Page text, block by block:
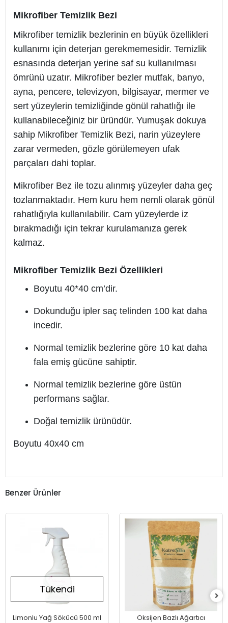
Mikrofiber Temizlik Bezi
Mikrofiber temizlik bezlerinin en büyük özellikleri
kullanımı için deterjan gerekmemesidir. Temizlik
esnasında deterjan yerine saf su kullanılması
ömrünü uzatır. Mikrofiber bezler mutfak, banyo,
ayna, pencere, televizyon, bilgisayar, mermer ve
sert yüzeylerin temizliğinde gönül rahatlığı ile
kullanabileceğiniz bir üründür. Yumuşak dokuya
sahip Mikrofiber Temizlik Bezi, narin yüzeylere
zarar vermeden, gözle görülemeyen ufak
parçaları dahi toplar.
Mikrofiber Bez ile tozu alınmış yüzeyler daha geç
tozlanmaktadır. Hem kuru hem nemli olarak gönül
rahatlığıyla kullanılabilir. Cam yüzeylerde iz
bırakmadığı için tekrar kurulamanıza gerek
kalmaz.
Mikrofiber Temizlik Bezi Özellikleri
Boyutu 40*40 cm’dir.
Dokunduğu ipler saç telinden 100 kat daha
incedir.
Normal temizlik bezlerine göre 10 kat daha
fala emiş gücüne sahiptir.
Normal temizlik bezlerine göre üstün
performans sağlar.
Doğal temizlik ürünüdür.
Boyutu 40x40 cm
Benzer Ürünler
Tükendi
Limonlu Yağ Sökücü 500 ml Oksijen Bazlı Ağartıcı